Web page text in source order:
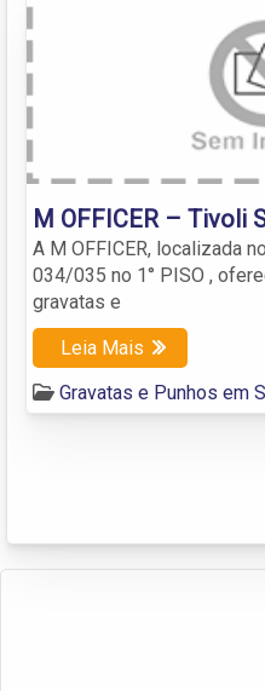
M OFFICER – Tivoli
A M OFFICER, localizada
034/035 no 1° PISO ,
gravatas e
Leia Mais
Gravatas e Punhos em